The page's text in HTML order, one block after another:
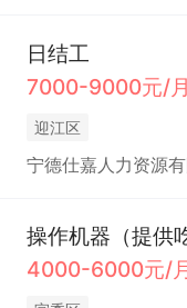
日结工
7000-9000元/月
迎江区
宁德仕嘉人力资源
操作机器（提供
4000-6000元/